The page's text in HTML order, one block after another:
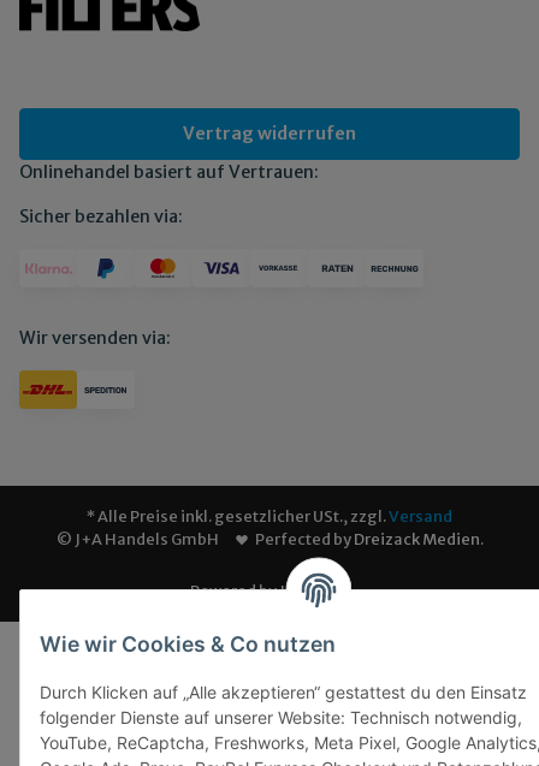
Wie wir Cookies & Co nutzen
Durch Klicken auf „Alle akzeptieren“ gestattest du den Einsatz
folgender Dienste auf unserer Website: Technisch notwendig,
YouTube, ReCaptcha, Freshworks, Meta Pixel, Google
Vertrag widerrufen
Onlinehandel basiert auf Vertrauen:
Sicher bezahlen via:
Wir versenden via:
* Alle Preise inkl. gesetzlicher USt., zzgl.Versand
© J+A Handels GmbH
Perfected byDreizack Medien.
Powered byJTL-Shop